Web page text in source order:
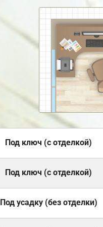
Под ключ (с отделкой)
Под ключ (с отделкой)
Под усадку (без отделки)